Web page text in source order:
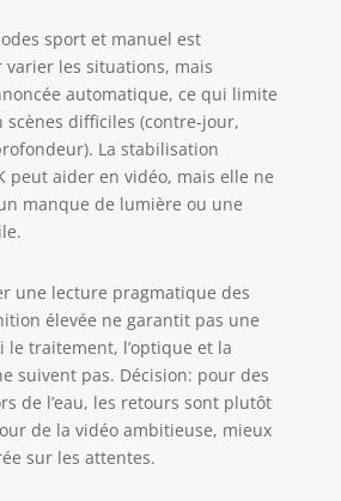
le en déplacement
pour être toujours
prêt pour votre
prochaine
aventure.
【Construction
résistante à la
poussière et aux
appareil photo
numérique est
résistant à la
poussière et aux
chocs. Il résiste
aux conditions
difficiles et aux
chutes
sport et manuel est
les situations, mais
automatique, ce qui limite
scènes difficiles (contre-jour,
La stabilisation
peut aider en vidéo, mais elle ne
manque de lumière ou une
une lecture pragmatique des
élevée ne garantit pas une
le traitement, l’optique et la
suivent pas. Décision: pour des
de l’eau, les retours sont plutôt
de la vidéo ambitieuse, mieux
sur les attentes.